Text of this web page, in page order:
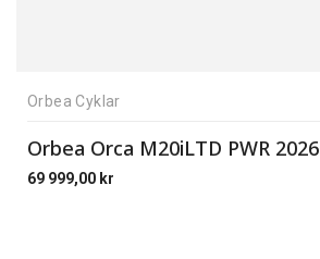
Orbea Cyklar
Orbea Orca M20iLTD PWR 2026
69 999,00 kr